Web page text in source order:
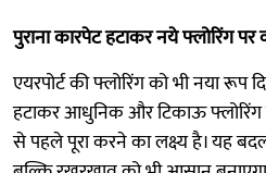
पुराना कारपेट हटाकर नये फ्लोरिंग
एयरपोर्ट की फ्लोरिंग को भी नया रूप
हटाकर आधुनिक और टिकाऊ फ्लोरिंग
से पहले पूरा करने का लक्ष्य है। यह